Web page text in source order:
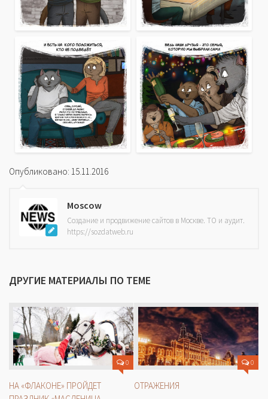
Опубликовано: 15.11.2016
Moscow
Создание и продвижение сайтов в Москве. ТО и аудит.
https://sozdatweb.ru
ДРУГИЕ МАТЕРИАЛЫ ПО ТЕМЕ
0
НА «ФЛАКОНЕ» ПРОЙДЕТ
0
ОТРАЖЕНИЯ